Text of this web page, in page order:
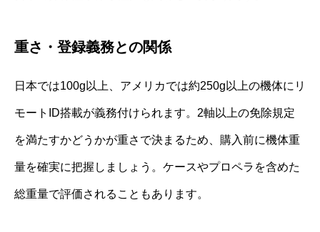
重さ・登録義務との関係
日本では100g以上、アメリカでは約250g以上の機体にリ
モートID搭載が義務付けられます。2軸以上の免除規定
を満たすかどうかが重さで決まるため、購入前に機体重
量を確実に把握しましょう。ケースやプロペラを含めた
総重量で評価されることもあります。